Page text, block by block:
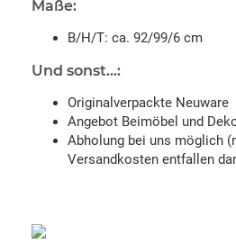
Maße:
B/H/T: ca. 92/99/6 cm
Und sonst...:
Originalverpackte Neuware
Angebot Beimöbel und
Abholung bei uns möglich
Versandkosten entfallen